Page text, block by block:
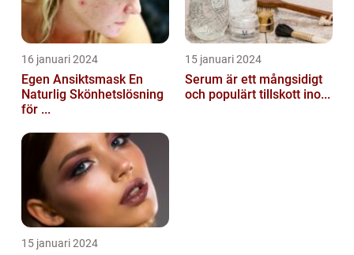
16 januari 2024
Egen Ansiktsmask En
Naturlig Skönhetslösning
för ...
15 januari 2024
Serum är ett mångsidigt
och populärt tillskott ino...
15 januari 2024